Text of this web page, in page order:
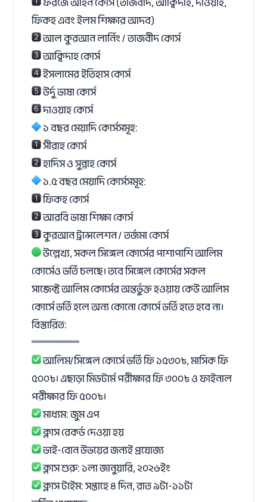
ফিকহ এবং ইলম শিক্ষার আদব)
আল কুরআন লার্নিং / তাজবীদ কোর্স
আক্বিদাহ কোর্স
ইসলামের ইতিহাস কোর্স
উর্দু ভাষা কোর্স
দাওয়াহ কোর্স
১ বছর মেয়াদি কোর্সসমূহ:
সীরাহ কোর্স
হাদিস ও সুন্নাহ কোর্স
১.৫ বছর মেয়াদি কোর্সসমূহ:
ফিকহ কোর্স
আরবি ভাষা শিক্ষা কোর্স
কুরআন ট্রান্সলেশন / তর্জমা কোর্স
উল্লেখ্য, সকল সিঙ্গেল কোর্সের পাশাপাশি আলিম
কোর্সেও ভর্তি চলছে। তবে সিঙ্গেল কোর্সের সকল
সাব্জেক্ট আলিম কোর্সের অন্তর্ভুক্ত হওয়ায় কেউ আলিম
কোর্সে ভর্তি হলে অন্য কোনো কোর্সে ভর্তি হতে হবে না।
বিস্তারিত:
আলিম/সিঙ্গেল কোর্সে ভর্তি ফি ১৫৩০৳, মাসিক ফি
৫০০৳। এছাড়া মিডটার্ম পরীক্ষার ফি ৩০০৳ ও ফাইনাল
পরীক্ষার ফি ৫০০৳।
মাধ্যম: জুম এপ
ক্লাস রেকর্ড দেওয়া হয়
ভাই-বোন উভয়ের জন্যই প্রযোজ্য
ক্লাস শুরু: ১লা জানুয়ারি, ২০২৬ইং
ক্লাস টাইম: সপ্তাহে ৪ দিন, রাত ৯টা-১১টা